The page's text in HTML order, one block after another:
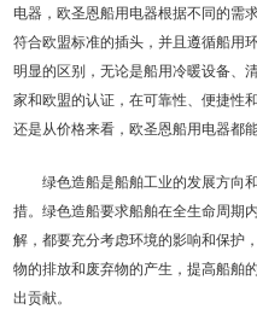
电器，欧圣恩船用电器根据不同的需
符合欧盟标准的插头，并且遵循船用
明显的区别，无论是船用冷暖设备、
家和欧盟的认证，在可靠性、便捷性
还是从价格来看，欧圣恩船用电器都
绿色造船是船舶工业的发展方向
措。绿色造船要求船舶在全生命周期
解，都要充分考虑环境的影响和保护
物的排放和废弃物的产生，提高船舶
出贡献。